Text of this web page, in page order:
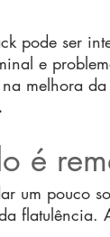
pode ser
e
melhora
é
um pouco
flatulência.